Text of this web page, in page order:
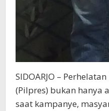
SIDOARJO –
(Pilpres) bukan hanya
saat kampanye,